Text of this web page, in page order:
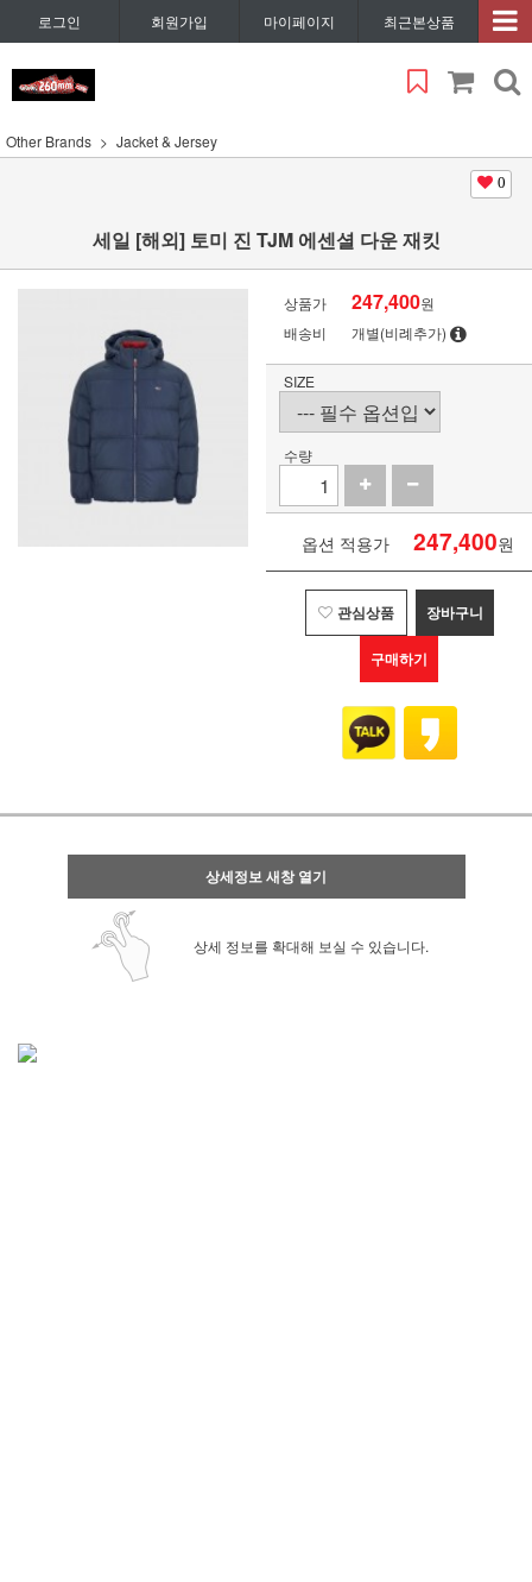
로그인 회원가입 마이페이지 최근본상품
Other Brands Jacket & Jersey
0
세일 [해외] 토미 진 TJM 에센셜 다운 재킷
상품가 247,400원
배송비
개별(비례추가)
SIZE
수량
옵션 적용가 247,400원
관심상품 장바구니
구매하기
상세정보 새창 열기
상세 정보를 확대해 보실 수 있습니다.